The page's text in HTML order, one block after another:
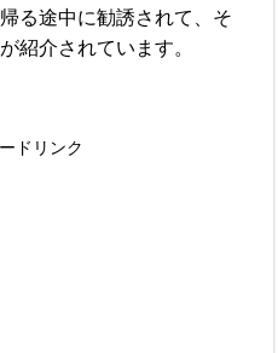
る途中に勧誘されて、そ
紹介されています。
ドリンク